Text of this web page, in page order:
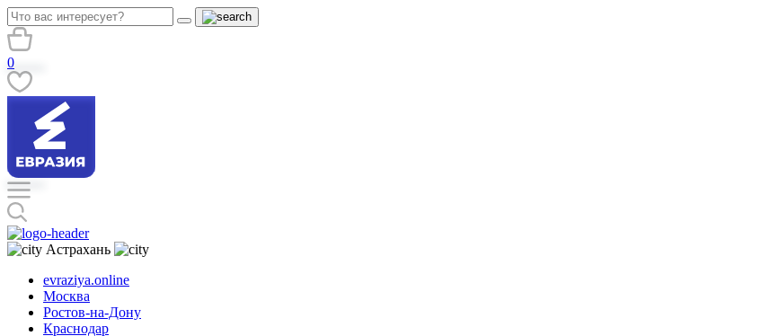
0
Астрахань
evraziya.online
Москва
Ростов-на-Дону
Краснодар